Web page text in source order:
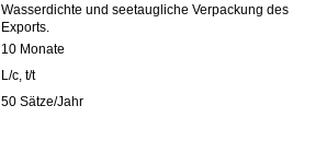
Wasserdichte und seetaugliche Verpackung des
Exports.
10 Monate
L/c, t/t
50 Sätze/Jahr